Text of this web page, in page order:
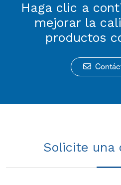
Haga clic a
mejorar la
productos
Solicite una